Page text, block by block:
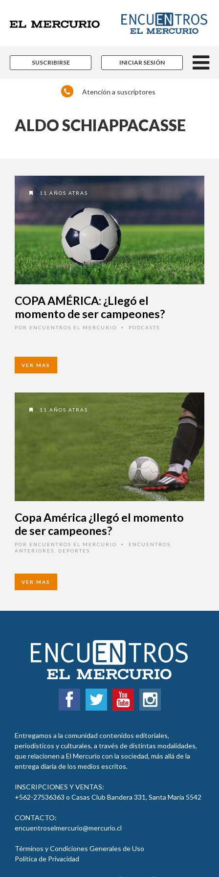
SUSCRIBIRSE INICIAR SESIÓN
Atención a suscriptores
ALDO SCHIAPPACASSE
11 AÑOS ATRAS
COPA AMÉRICA: ¿Llegó el
momento de ser campeones?
POR ENCUENTROS EL MERCURIO • PODCASTS
VER MAS
11 AÑOS ATRAS
Copa América ¿llegó el momento
de ser campeones?
POR ENCUENTROS EL MERCURIO •
ENCUENTROS
ANTERIORES
DEPORTES
VER MAS
Entregamos a la comunidad contenidos editoriales,
periodísticos y culturales, a través de distintas modalidades,
que relacionen a El Mercurio con la sociedad, más allá de la
entrega diaria de los medios escritos.
INSCRIPCIONES Y VENTAS:
+562-27536363 o Casas Club Bandera 331, Santa María 5542
CONTACTO:
encuentroselmercurio@mercurio.cl
Términos y Condiciones Generales de Uso
Política de Privacidad